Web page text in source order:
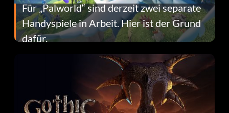
Für „Palworld“ sind derzeit zwei separate
Handyspiele in Arbeit. Hier ist der Grund
dafür.